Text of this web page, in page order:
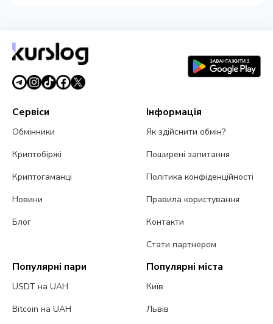
Сервіси
Обмінники
Криптобіржі
Криптогаманці
Новини
Блог
Інформація
Як здійснити обмін?
Поширені запитання
Політика конфіденційності
Правила користування
Контакти
Стати партнером
Популярні пари
USDT на UAH
Bitcoin на UAH
Популярні міста
Київ
Львів